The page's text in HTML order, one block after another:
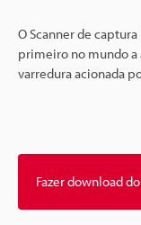
O Scanner de
primeiro no mundo
varredura acionada
Fazer download